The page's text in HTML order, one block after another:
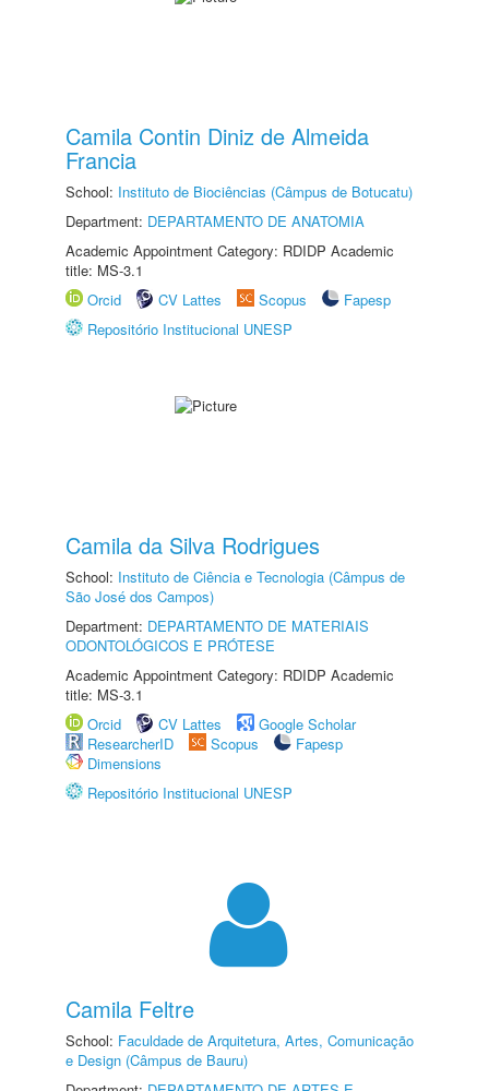
Camila Contin Diniz de Almeida
Francia
School: Instituto de Biociências (Câmpus de Botucatu)
Department: DEPARTAMENTO DE ANATOMIA
Academic Appointment Category: RDIDP Academic
title: MS-3.1
Orcid
CV Lattes Scopus
Fapesp
Repositório Institucional UNESP
Camila da Silva Rodrigues
School: Instituto de Ciência e Tecnologia (Câmpus de
São José dos Campos)
Department: DEPARTAMENTO DE MATERIAIS
ODONTOLÓGICOS E PRÓTESE
Academic Appointment Category: RDIDP Academic
title: MS-3.1
Orcid
CV Lattes
Google Scholar
ResearcherID
Scopus
Fapesp
Dimensions
Repositório Institucional UNESP
Camila Feltre
School: Faculdade de Arquitetura, Artes, Comunicação
e Design (Câmpus de Bauru)